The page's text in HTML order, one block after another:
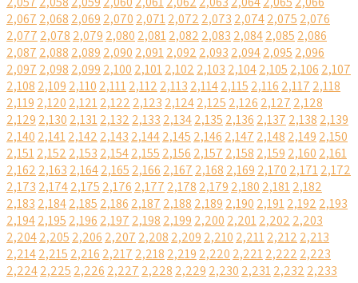
2,067 2,068 2,069 2,070 2,0712,072 2,073 2,0742,075 2,076
2,077 2,078 2,079 2,080 2,0812,082 2,083 2,0842,085 2,086
2,087 2,088 2,089 2,090 2,0912,092 2,093 2,0942,095 2,096
2,097 2,098 2,099 2,100 2,1012,102 2,103 2,1042,105 2,106 2,107
2,108 2,109 2,110 2,1112,112 2,113 2,1142,115 2,116 2,117 2,118
2,119 2,120 2,1212,122 2,123 2,1242,125 2,126 2,127 2,128
2,129 2,130 2,1312,132 2,133 2,1342,135 2,136 2,137 2,138 2,139
2,140 2,1412,142 2,143 2,1442,145 2,146 2,147 2,148 2,149 2,150
2,1512,152 2,153 2,1542,155 2,156 2,157 2,158 2,159 2,160 2,161
2,162 2,163 2,1642,165 2,166 2,167 2,168 2,169 2,170 2,1712,172
2,173 2,1742,175 2,176 2,177 2,178 2,179 2,180 2,1812,182
2,183 2,1842,185 2,186 2,187 2,188 2,189 2,190 2,1912,192 2,193
2,1942,195 2,196 2,197 2,198 2,199 2,200 2,2012,202 2,203
2,2042,205 2,206 2,207 2,208 2,209 2,210 2,2112,212 2,213
2,2142,215 2,216 2,217 2,218 2,219 2,220 2,2212,222 2,223
2,2242,225 2,226 2,227 2,228 2,229 2,230 2,2312,232 2,233